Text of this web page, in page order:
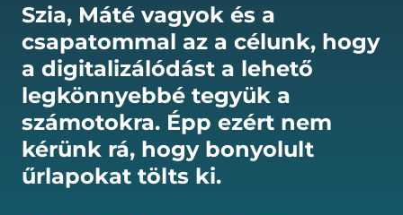
Szia, Máté vagyok és a
csapatommal az a célunk, hogy
a digitalizálódást a lehető
legkönnyebbé tegyük a
számotokra. Épp ezért nem
kérünk rá, hogy bonyolult
űrlapokat tölts ki.